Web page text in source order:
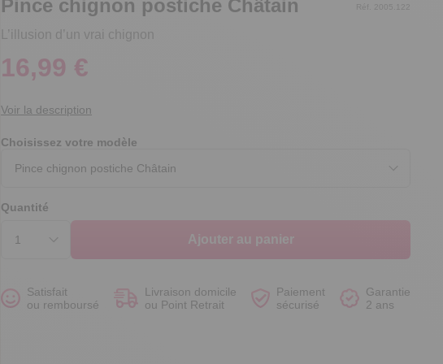
Pince chignon postiche Châtain
L’illusion d’un vrai chignon
Réf. 2005.122
16,99 €
Voir la description
Choisissez votre modèle
Quantité
Ajouter au panier
Satisfait
ou remboursé
Livraison domicile
ou Point Retrait
Paiement
sécurisé
Garantie
2 ans